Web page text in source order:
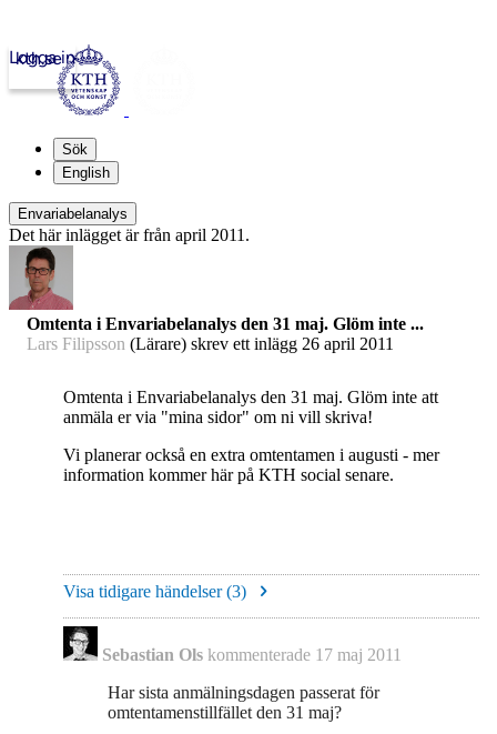
kth.se
Logga in
Sök
English
Envariabelanalys
Det här inlägget är från april 2011.
Omtenta i Envariabelanalys den 31 maj. Glöm inte ...
Lars Filipsson (Lärare) skrev ett inlägg 26 april 2011
Omtenta i Envariabelanalys den 31 maj. Glöm inte att
anmäla er via "mina sidor" om ni vill skriva!
Vi planerar också en extra omtentamen i augusti - mer
information kommer här på KTH social senare.
Visa tidigare händelser (3)
Sebastian Ols kommenterade 17 maj 2011
Har sista anmälningsdagen passerat för
omtentamenstillfället den 31 maj?